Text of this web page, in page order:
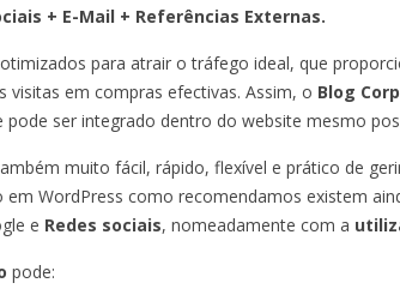
+ E-Mail + Referências Externas.
para atrair o tráfego ideal, que
em compras efectivas. Assim, o Blog
ser integrado dentro do website mesmo
muito fácil, rápido, flexível e prático de
WordPress como recomendamos existem
e Redes sociais, nomeadamente com a
pode: